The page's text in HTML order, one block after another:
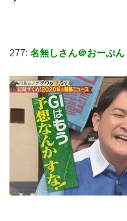
277: 名無しさん＠おーぷん